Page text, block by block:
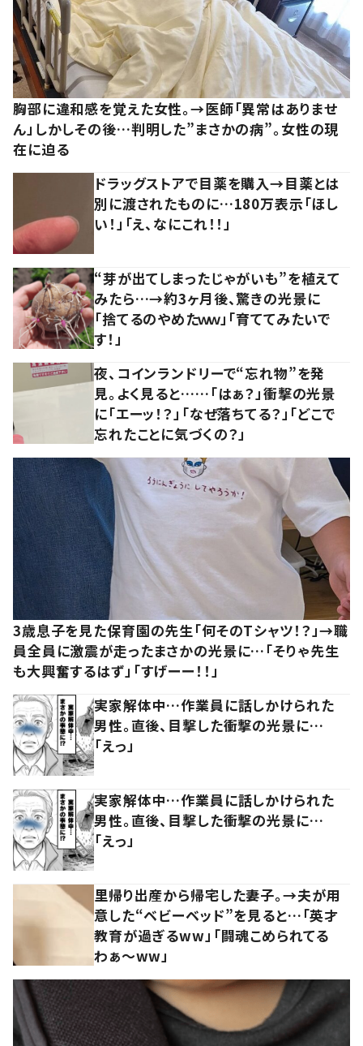
胸部に違和感を覚えた女性。→医師「異常はありませ
ん」しかしその後…判明した”まさかの病”。女性の現
在に迫る
ドラッグストアで目薬を購入→目薬とは
別に渡されたものに…180万表示「ほし
い！」「え、なにこれ！！」
“芽が出てしまったじゃがいも”を植えて
みたら…→約3ヶ月後、驚きの光景に
「捨てるのやめたｗｗ」「育ててみたいで
す！」
夜、コインランドリーで“忘れ物”を発
見。よく見ると……「はぁ？」衝撃の光景
に「エーッ！？」「なぜ落ちてる？」「どこで
忘れたことに気づくの？」
3歳息子を見た保育園の先生「何そのTシャツ！？」→職
員全員に激震が走ったまさかの光景に…「そりゃ先生
も大興奮するはず」「すげーー！！」
実家解体中…作業員に話しかけられた
男性。直後、目撃した衝撃の光景に…
「えっ」
実家解体中…作業員に話しかけられた
男性。直後、目撃した衝撃の光景に…
「えっ」
里帰り出産から帰宅した妻子。→夫が用
意した“ベビーベッド”を見ると…「英才
教育が過ぎるww」「闘魂こめられてる
わぁ～ww」